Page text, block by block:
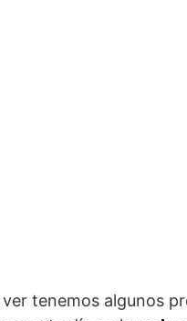
tenemos algunos